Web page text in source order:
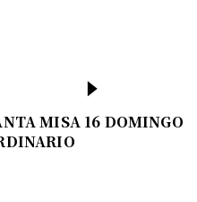
MISA 16 DOMINGO